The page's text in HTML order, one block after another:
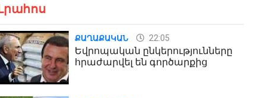
ՔԱՂԱՔԱԿԱՆ 22:05
Եվրոպական ընկերությունները
հրաժարվել են գործարքից